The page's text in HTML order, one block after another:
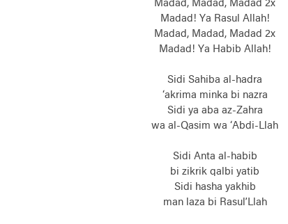
Madad, Madad, Madad 2x
Madad! Ya Rasul Allah!
Madad, Madad, Madad 2x
Madad! Ya Habib Allah!
Sidi Sahiba al-hadra
‘akrima minka bi nazra
Sidi ya aba az-Zahra
wa al-Qasim wa ‘Abdi-Llah
Sidi Anta al-habib
bi zikrik qalbi yatib
Sidi hasha yakhib
man laza bi Rasul’Llah